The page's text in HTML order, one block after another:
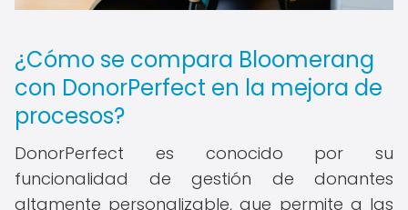
¿Cómo se compara Bloomerang
con DonorPerfect en la mejora de
procesos?
DonorPerfect es conocido por su
funcionalidad de gestión de donantes
altamente personalizable, que permite a las